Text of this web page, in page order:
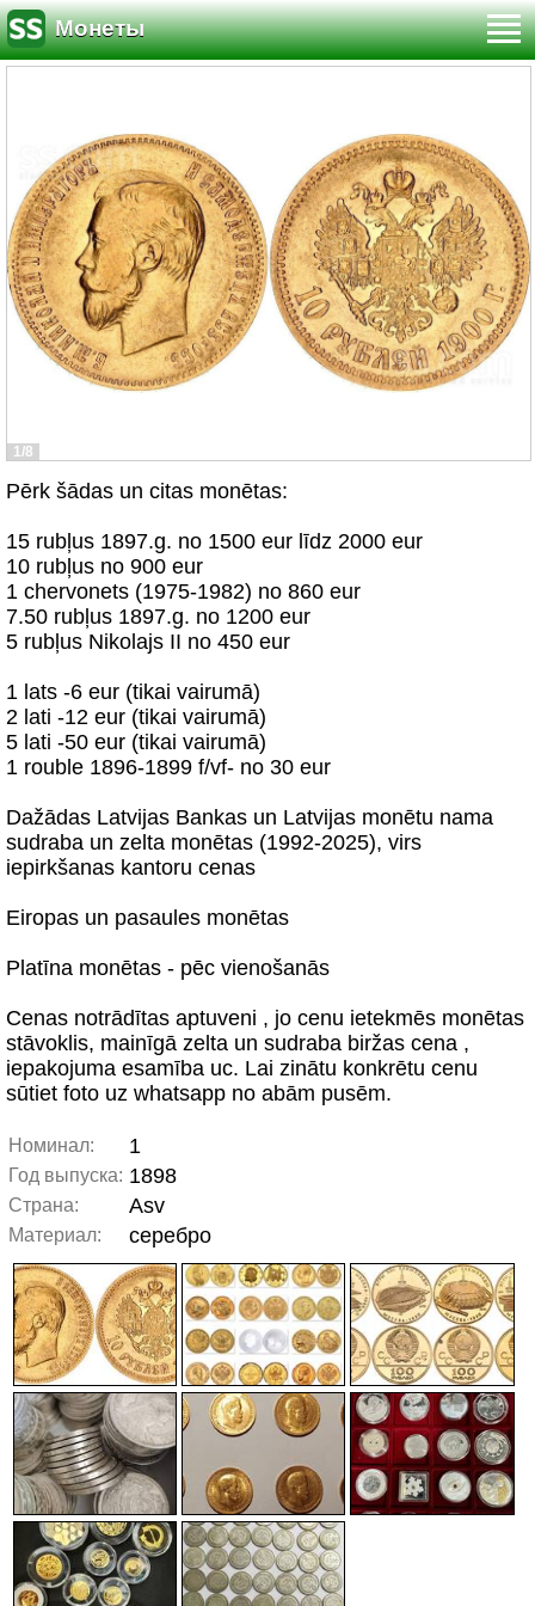
Монеты
1/8
Pērk šādas un citas monētas:
15 rubļus 1897.g. no 1500 eur līdz 2000 eur
10 rubļus no 900 eur
1 chervonets (1975-1982) no 860 eur
7.50 rubļus 1897.g. no 1200 eur
5 rubļus Nikolajs II no 450 eur
1 lats -6 eur (tikai vairumā)
2 lati -12 eur (tikai vairumā)
5 lati -50 eur (tikai vairumā)
1 rouble 1896-1899 f/vf- no 30 eur
Dažādas Latvijas Bankas un Latvijas monētu nama
sudraba un zelta monētas (1992-2025), virs
iepirkšanas kantoru cenas
Eiropas un pasaules monētas
Platīna monētas - pēc vienošanās
Cenas notrādītas aptuveni , jo cenu ietekmēs monētas
stāvoklis, mainīgā zelta un sudraba biržas cena ,
iepakojuma esamība uc. Lai zinātu konkrētu cenu
sūtiet foto uz whatsapp no abām pusēm.
Номинал: 1
Год выпуска: 1898
Страна: Asv
Материал: серебро